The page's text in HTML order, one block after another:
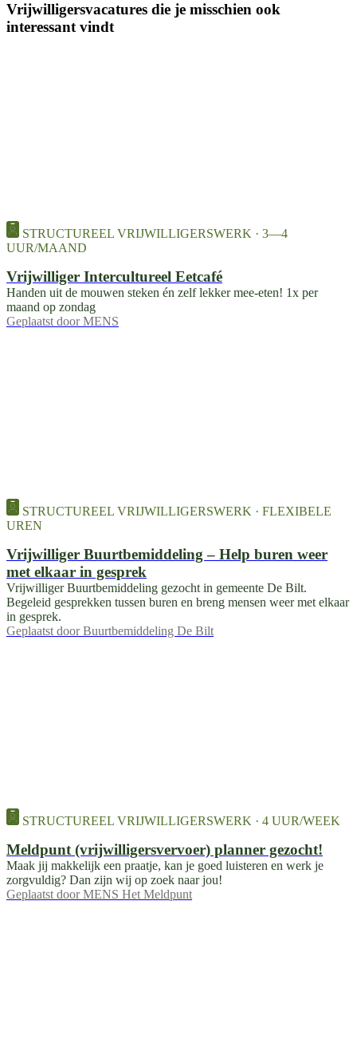
Vrijwilligersvacatures die je misschien ook
interessant vindt
STRUCTUREEL VRIJWILLIGERSWERK · 3—4
UUR/MAAND
Vrijwilliger Intercultureel Eetcafé
Handen uit de mouwen steken én zelf lekker mee-eten! 1x per
maand op zondag
Geplaatst door MENS
STRUCTUREEL VRIJWILLIGERSWERK · FLEXIBELE
UREN
Vrijwilliger Buurtbemiddeling – Help buren weer
met elkaar in gesprek
Vrijwilliger Buurtbemiddeling gezocht in gemeente De Bilt.
Begeleid gesprekken tussen buren en breng mensen weer met elkaar
in gesprek.
Geplaatst door Buurtbemiddeling De Bilt
STRUCTUREEL VRIJWILLIGERSWERK · 4 UUR/WEEK
Meldpunt (vrijwilligersvervoer) planner gezocht!
Maak jij makkelijk een praatje, kan je goed luisteren en werk je
zorgvuldig? Dan zijn wij op zoek naar jou!
Geplaatst door MENS Het Meldpunt